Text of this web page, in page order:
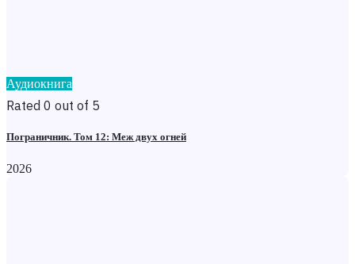
Аудиокнига
Rated 0 out of 5
Пограничник. Том 12: Меж двух огней
2026